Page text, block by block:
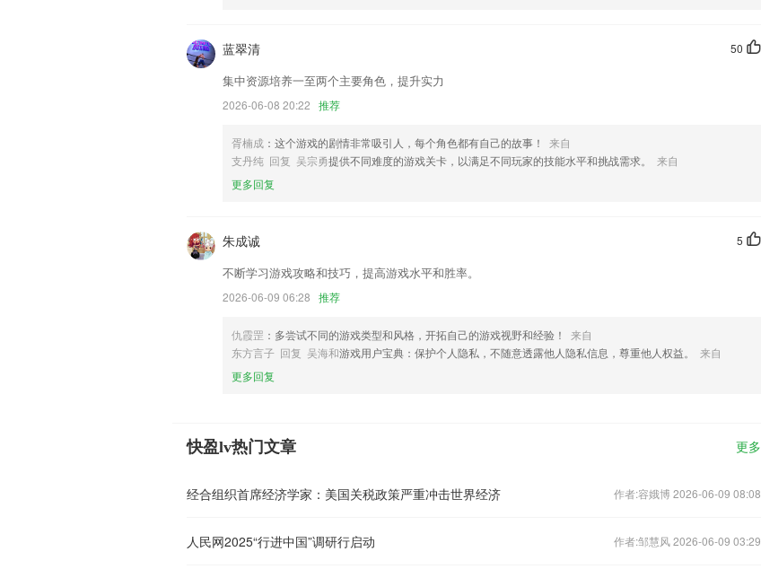
们更好的对产品进行优化修改。
50
蓝翠清
集中资源培养一至两个主要角色，提升实力
2026-06-08 20:22 推荐
胥楠成 ：这个游戏的剧情非常吸引人，每个角色都有自己的故事！
来自
支丹纯 回复 吴宗勇提供不同难度的游戏关卡，以满足不同玩家的技能水平和挑战需求。
来自
更多回复
5
朱成诚
不断学习游戏攻略和技巧，提高游戏水平和胜率。
2026-06-09 06:28 推荐
仇霞罡 ：多尝试不同的游戏类型和风格，开拓自己的游戏视野和经验！
来自
东方言子 回复 吴海和游戏用户宝典：保护个人隐私，不随意透露他人隐私信息，尊重他人权益。
来自
更多回复
快盈lv热门文章 更多
经合组织首席经济学家：美国关税政策严重冲击世界经济 作者:容娥博 2026-06-09 08:08
人民网2025“行进中国”调研行启动 作者:邹慧风 2026-06-09 03:29